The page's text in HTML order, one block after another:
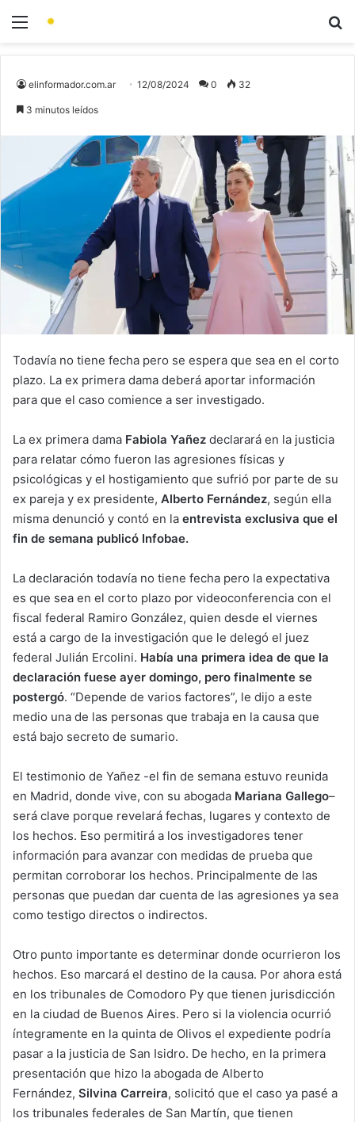
elinformador.com.ar 12/08/2024 0 32
3 minutos leídos
Todavía no tiene fecha pero se espera que sea en el corto
plazo. La ex primera dama deberá aportar información
para que el caso comience a ser investigado.
La ex primera dama Fabiola Yañez declarará en la justicia
para relatar cómo fueron las agresiones físicas y
psicológicas y el hostigamiento que sufrió por parte de su
ex pareja y ex presidente, Alberto Fernández, según ella
misma denunció y contó en la entrevista exclusiva que el
fin de semana publicó Infobae.
La declaración todavía no tiene fecha pero la expectativa
es que sea en el corto plazo por videoconferencia con el
fiscal federal Ramiro González, quien desde el viernes
está a cargo de la investigación que le delegó el juez
federal Julián Ercolini. Había una primera idea de que la
declaración fuese ayer domingo, pero finalmente se
postergó. “Depende de varios factores”, le dijo a este
medio una de las personas que trabaja en la causa que
está bajo secreto de sumario.
El testimonio de Yañez -el fin de semana estuvo reunida
en Madrid, donde vive, con su abogada Mariana Gallego–
será clave porque revelará fechas, lugares y contexto de
los hechos. Eso permitirá a los investigadores tener
información para avanzar con medidas de prueba que
permitan corroborar los hechos. Principalmente de las
personas que puedan dar cuenta de las agresiones ya sea
como testigo directos o indirectos.
Otro punto importante es determinar donde ocurrieron los
hechos. Eso marcará el destino de la causa. Por ahora está
en los tribunales de Comodoro Py que tienen jurisdicción
en la ciudad de Buenos Aires. Pero si la violencia ocurrió
íntegramente en la quinta de Olivos el expediente podría
pasar a la justicia de San Isidro. De hecho, en la primera
presentación que hizo la abogada de Alberto
Fernández, Silvina Carreira, solicitó que el caso ya pasé a
los tribunales federales de San Martín, que tienen